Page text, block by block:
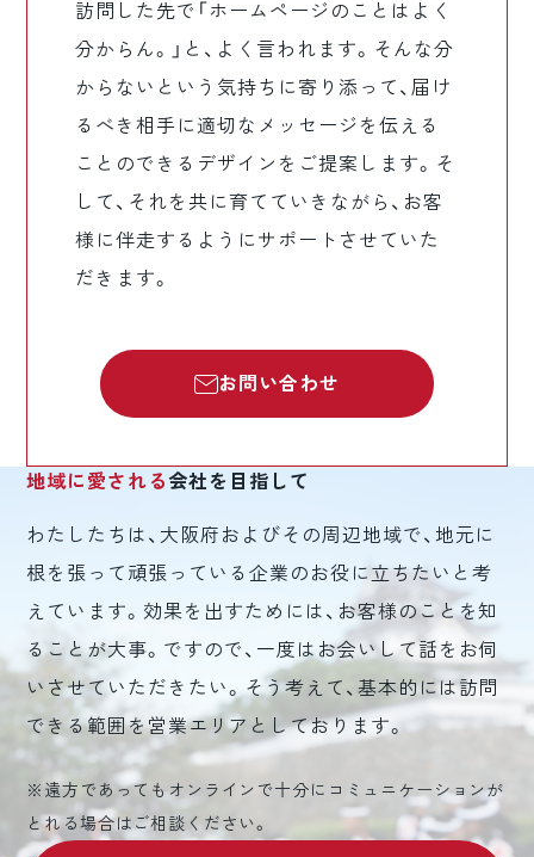
訪問した先で「ホームページのことはよく
分からん。」と、よく言われます。そんな分
からないという気持ちに寄り添って、届け
るべき相手に適切なメッセージを伝える
ことのできるデザインをご提案します。そ
して、それを共に育てていきながら、お客
様に伴走するようにサポートさせていた
だきます。
お問い合わせ
地域に愛される会社を目指して
わたしたちは、大阪府およびその周辺地域で、地元に
根を張って頑張っている企業のお役に立ちたいと考
えています。効果を出すためには、お客様のことを知
ることが大事。ですので、一度はお会いして話をお伺
いさせていただきたい。そう考えて、基本的には訪問
できる範囲を営業エリアとしております。
※遠方であってもオンラインで十分にコミュニケーションが
とれる場合はご相談ください。